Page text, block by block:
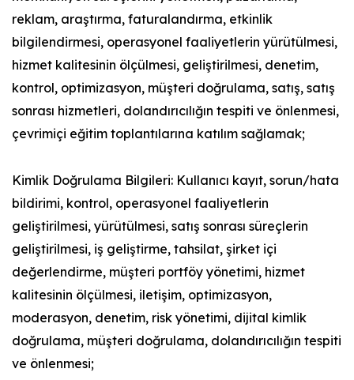
reklam, araştırma, faturalandırma, etkinlik
bilgilendirmesi, operasyonel faaliyetlerin yürütülmesi,
hizmet kalitesinin ölçülmesi, geliştirilmesi, denetim,
kontrol, optimizasyon, müşteri doğrulama, satış, satış
sonrası hizmetleri, dolandırıcılığın tespiti ve önlenmesi,
çevrimiçi eğitim toplantılarına katılım sağlamak;
Kimlik Doğrulama Bilgileri: Kullanıcı kayıt, sorun/hata
bildirimi, kontrol, operasyonel faaliyetlerin
geliştirilmesi, yürütülmesi, satış sonrası süreçlerin
geliştirilmesi, iş geliştirme, tahsilat, şirket içi
değerlendirme, müşteri portföy yönetimi, hizmet
kalitesinin ölçülmesi, iletişim, optimizasyon,
moderasyon, denetim, risk yönetimi, dijital kimlik
doğrulama, müşteri doğrulama, dolandırıcılığın tespiti
ve önlenmesi;